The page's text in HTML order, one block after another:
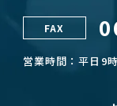
FAX
営業時間：平日9